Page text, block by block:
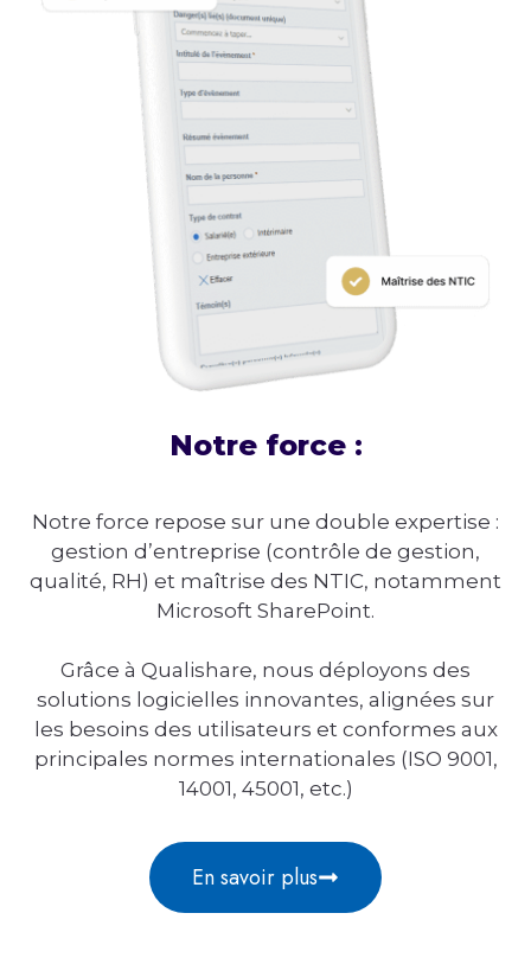
Notre force :
Notre force repose sur une double expertise :
gestion d’entreprise (contrôle de gestion,
qualité, RH) et maîtrise des NTIC, notamment
Microsoft SharePoint.
Grâce à Qualishare, nous déployons des
solutions logicielles innovantes, alignées sur
les besoins des utilisateurs et conformes aux
principales normes internationales (ISO 9001,
14001, 45001, etc.)
En savoir plus